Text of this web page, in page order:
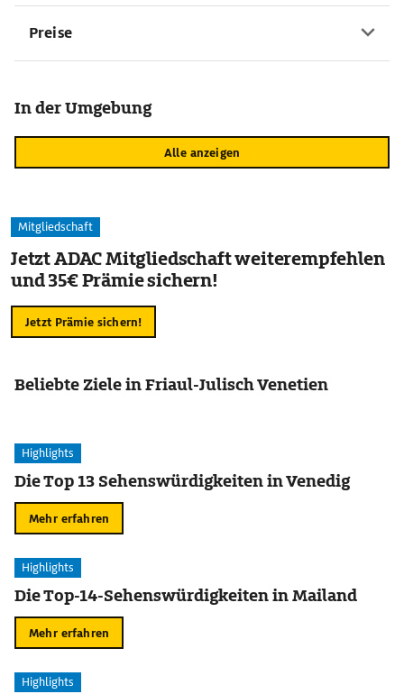
Preise
In der Umgebung
Alle anzeigen
Mitgliedschaft
Jetzt ADAC Mitgliedschaft weiterempfehlen
und 35€ Prämie sichern!
Jetzt Prämie sichern!
Beliebte Ziele in Friaul-Julisch Venetien
Highlights
Die Top 13 Sehenswürdigkeiten in Venedig
Mehr erfahren
Highlights
Die Top-14-Sehenswürdigkeiten in Mailand
Mehr erfahren
Highlights